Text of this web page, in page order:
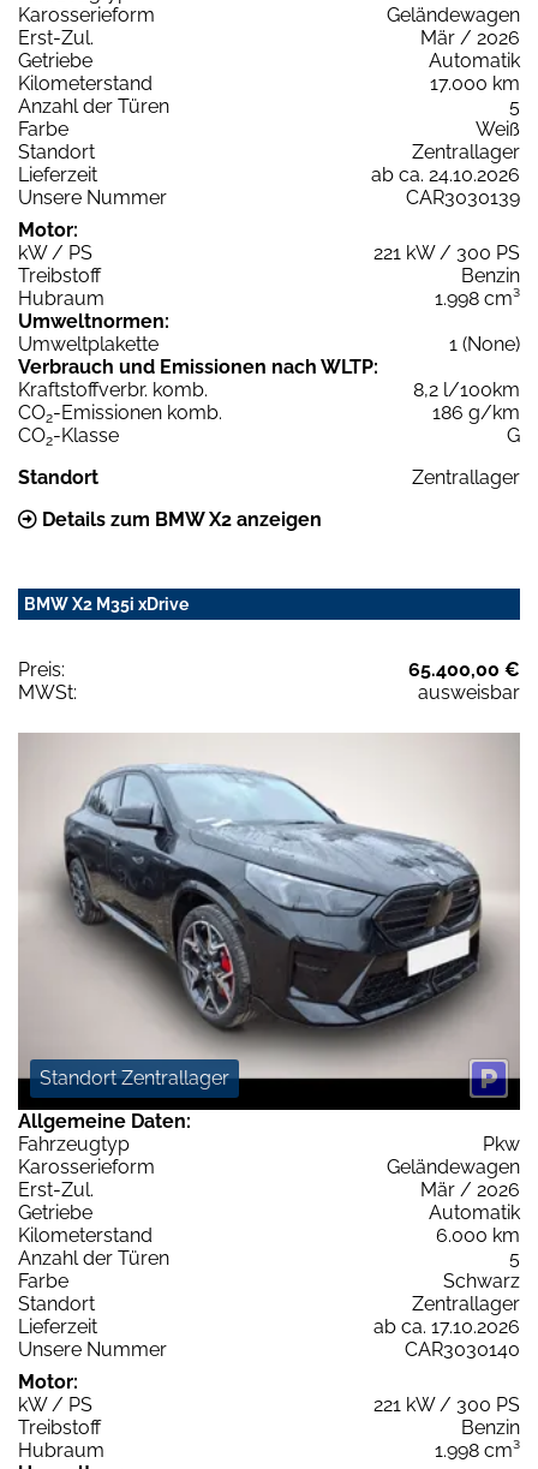
Karosserieform
Geländewagen
Erst-Zul.
Mär / 2026
Getriebe
Automatik
Kilometerstand
17.000 km
Anzahl der Türen
5
Farbe
Weiß
Standort
Zentrallager
Lieferzeit
ab ca. 24.10.2026
Unsere Nummer
CAR3030139
Motor:
kW / PS
221 kW / 300 PS
Treibstoff
Benzin
Hubraum
1.998 cm³
Umweltnormen:
Umweltplakette
1 (None)
Verbrauch und Emissionen nach WLTP:
Kraftstoffverbr. komb.
8,2 l/100km
CO2-Emissionen komb.
186 g/km
CO2-Klasse
G
Standort
Zentrallager
Details zum BMW X2 anzeigen
BMW X2 M35i xDrive
Preis:
65.400,00 €
MWSt:
ausweisbar
Standort Zentrallager
Allgemeine Daten:
Fahrzeugtyp
Pkw
Karosserieform
Geländewagen
Erst-Zul.
Mär / 2026
Getriebe
Automatik
Kilometerstand
6.000 km
Anzahl der Türen
5
Farbe
Schwarz
Standort
Zentrallager
Lieferzeit
ab ca. 17.10.2026
Unsere Nummer
CAR3030140
Motor:
kW / PS
221 kW / 300 PS
Treibstoff
Benzin
Hubraum
1.998 cm³